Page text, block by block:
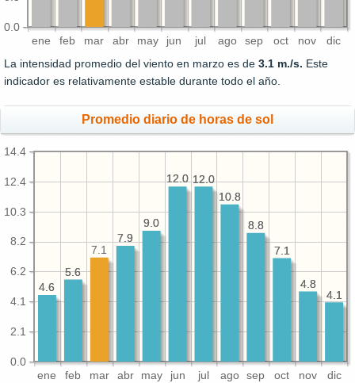
ene feb mar abr may jun jul ago sep oct nov dic
0.0
La intensidad promedio del viento en marzo es de 3.1 m./s. Este
indicador es relativamente estable durante todo el año.
Promedio diario de horas de sol
ene feb mar abr may jun jul ago sep oct nov dic
0.0
2.1
4.1
6.2
8.2
10.3
12.4
14.4
4.1
4.8
7.1
8.8
10.8
12.0
12.0
9.0
7.9
5.6
4.6
4.1
4.8
7.1
8.8
10.8
12.0
12.0
9.0
7.9
7.1
5.6
4.6